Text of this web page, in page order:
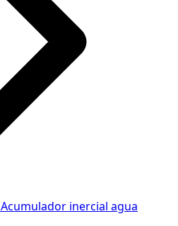
Acumulador inercial agua